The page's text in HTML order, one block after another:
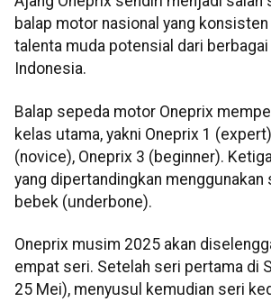
balap motor nasional yang
talenta muda potensial dari berbagai
Indonesia.
Balap sepeda motor Oneprix
kelas utama, yakni Oneprix 1
(novice), Oneprix 3 (beginner).
yang dipertandingkan
bebek (underbone).
Oneprix musim 2025 akan
empat seri. Setelah seri pertama di
25 Mei), menyusul kemudian seri